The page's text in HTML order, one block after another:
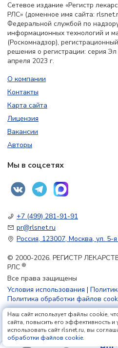
Сетевое издание «Регистр
РЛС» (доменное имя сайта:
Федеральной службой по
информационных технологий и
(Роскомнадзор),
решения о регистрации: серия
апреля 2023 г.
О компании
Контакты
Карта сайта
Лицензия
Вакансии
Авторы
Мы в соцсетях
+7 (499) 281-91-91
pr@rlsnet.ru
Россия, 123007, Москва, ул. 5-
© 2000-2026. РЕГИСТР
РЛС ®
Все права защищены
Условия использования |
Политика обработки файлов
Наш сайт использует файлы cookie,
сайта, повысить его эффективность
использовать сайт rlsnet.ru, вы
обработки файлов cookie.